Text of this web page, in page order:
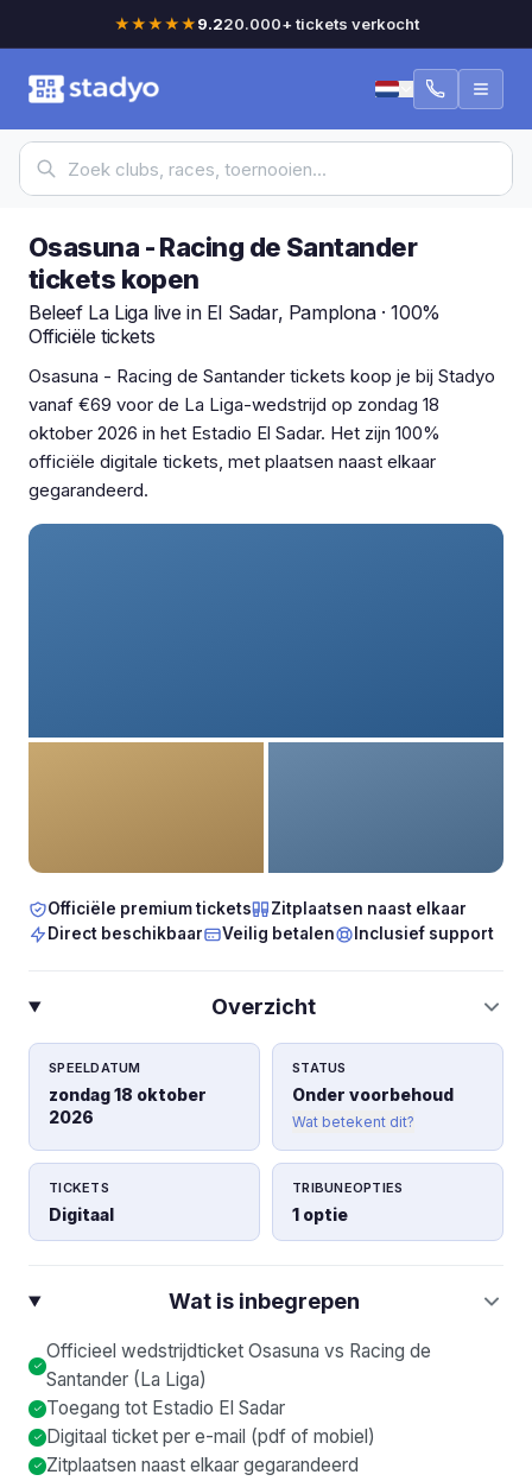
★★★★★9.220.000+ tickets verkocht
Osasuna - Racing de Santander
tickets kopen
Beleef La Liga live in El Sadar, Pamplona · 100%
Officiële tickets
Osasuna - Racing de Santander tickets koop je bij Stadyo
vanaf €69 voor de La Liga-wedstrijd op zondag 18
oktober 2026 in het Estadio El Sadar. Het zijn 100%
officiële digitale tickets, met plaatsen naast elkaar
gegarandeerd.
Officiële premium tickets
Zitplaatsen naast elkaar
Direct beschikbaar
Veilig betalen Inclusief support
Overzicht
SPEELDATUM
zondag 18 oktober
2026
STATUS
Onder voorbehoud
Wat betekent dit?
TICKETS
Digitaal
TRIBUNEOPTIES
1 optie
Wat is inbegrepen
Officieel wedstrijdticket Osasuna vs Racing de
Santander (La Liga)
Toegang tot Estadio El Sadar
Digitaal ticket per e-mail (pdf of mobiel)
Zitplaatsen naast elkaar gegarandeerd